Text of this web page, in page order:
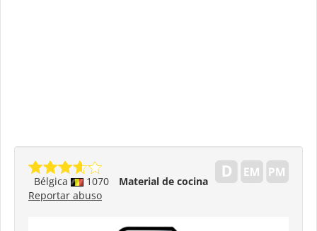
Bélgica 1070
Material de cocina
Reportar abuso